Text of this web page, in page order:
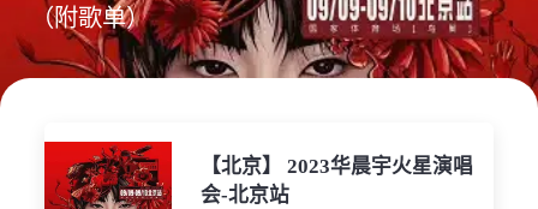
（附歌单）
【北京】 2023华晨宇火星演唱
会-北京站